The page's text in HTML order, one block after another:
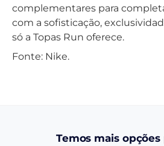
complementares para
com a sofisticação,
só a Topas Run oferece.
Fonte: Nike.
Temos mais opções